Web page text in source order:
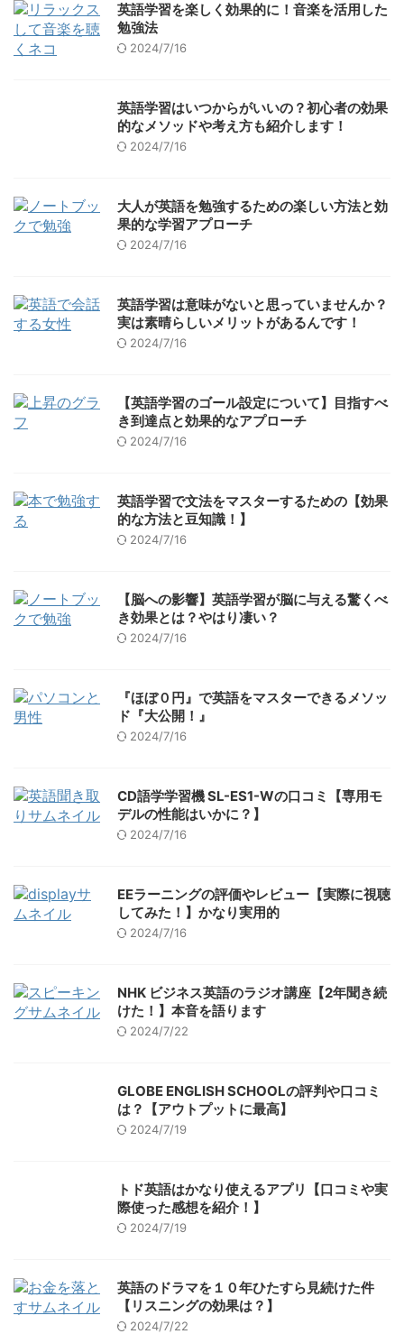
英語学習を楽しく効果的に！音楽を活用した
勉強法
2024/7/16
英語学習はいつからがいいの？初心者の効果
的なメソッドや考え方も紹介します！
2024/7/16
大人が英語を勉強するための楽しい方法と効
果的な学習アプローチ
2024/7/16
英語学習は意味がないと思っていませんか？
実は素晴らしいメリットがあるんです！
2024/7/16
【英語学習のゴール設定について】目指すべ
き到達点と効果的なアプローチ
2024/7/16
英語学習で文法をマスターするための【効果
的な方法と豆知識！】
2024/7/16
【脳への影響】英語学習が脳に与える驚くべ
き効果とは？やはり凄い？
2024/7/16
『ほぼ０円』で英語をマスターできるメソッ
ド『大公開！』
2024/7/16
CD語学学習機 SL-ES1-Wの口コミ【専用モ
デルの性能はいかに？】
2024/7/16
EEラーニングの評価やレビュー【実際に視聴
してみた！】かなり実用的
2024/7/16
NHK ビジネス英語のラジオ講座【2年聞き続
けた！】本音を語ります
2024/7/22
GLOBE ENGLISH SCHOOLの評判や口コミ
は？【アウトプットに最高】
2024/7/19
トド英語はかなり使えるアプリ【口コミや実
際使った感想を紹介！】
2024/7/19
英語のドラマを１０年ひたすら見続けた件
【リスニングの効果は？】
2024/7/22